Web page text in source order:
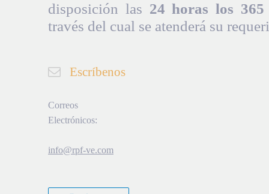
disposición las 24 horas los
través del cual se atenderá su
Escríbenos
Correos
Electrónicos:
info@rpf-ve.com